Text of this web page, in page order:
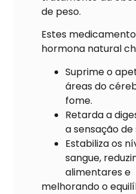
de peso.
Estes
hormona natural
Suprime o
áreas do
fome.
Retarda a
a sensação de
Estabiliza os
sangue,
alimentares e
melhorando o